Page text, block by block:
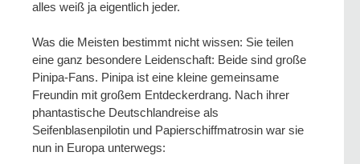
alles weiß ja eigentlich jeder.
Was die Meisten bestimmt nicht wissen: Sie teilen
eine ganz besondere Leidenschaft: Beide sind große
Pinipa-Fans. Pinipa ist eine kleine gemeinsame
Freundin mit großem Entdeckerdrang. Nach ihrer
phantastische Deutschlandreise als
Seifenblasenpilotin und Papierschiffmatrosin war sie
nun in Europa unterwegs: